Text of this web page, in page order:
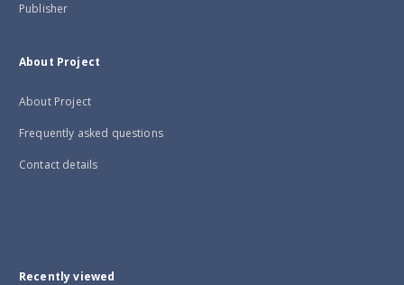
Publisher
About Project
About Project
Frequently asked questions
Contact details
Recently viewed